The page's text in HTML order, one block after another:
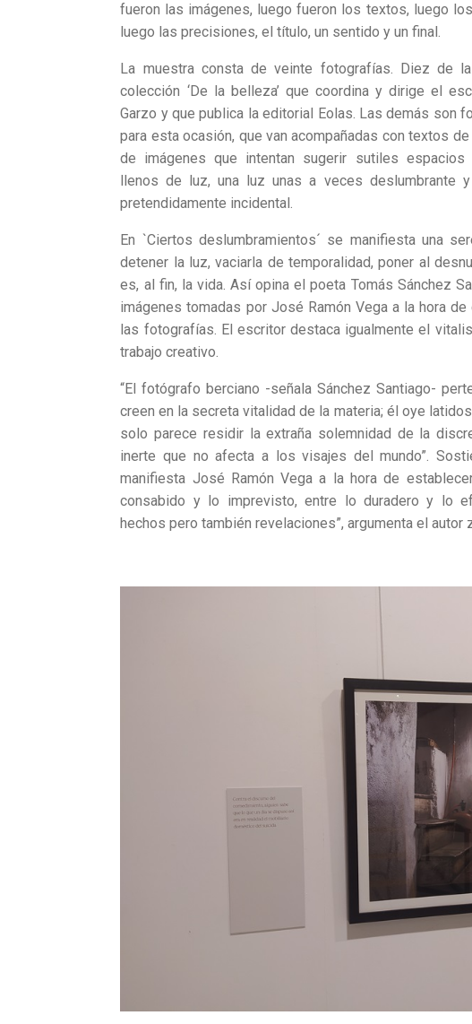
fueron las imágenes, luego fueron los textos, luego
luego las precisiones, el título, un sentido y un final.
La muestra consta de veinte fotografías. Diez de
colección ‘De la belleza’ que coordina y dirige el
Garzo y que publica la editorial Eolas. Las demás son
para esta ocasión, que van acompañadas con textos
de imágenes que intentan sugerir sutiles espacios
llenos de luz, una luz unas a veces deslumbrante
pretendidamente incidental.
En `Ciertos deslumbramientos´ se manifiesta una
detener la luz, vaciarla de temporalidad, poner al
es, al fin, la vida. Así opina el poeta Tomás Sánchez
imágenes tomadas por José Ramón Vega a la hora
las fotografías. El escritor destaca igualmente el
trabajo creativo.
“El fotógrafo berciano -señala Sánchez Santiago-
creen en la secreta vitalidad de la materia; él oye
solo parece residir la extraña solemnidad de la
inerte que no afecta a los visajes del mundo”.
manifiesta José Ramón Vega a la hora de
consabido y lo imprevisto, entre lo duradero y lo
hechos pero también revelaciones”, argumenta el autor